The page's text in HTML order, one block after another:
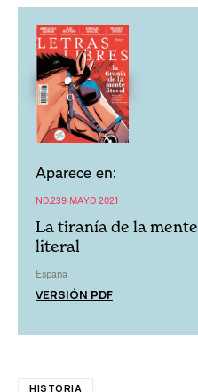
Aparece en:
NO.239 MAYO 2021
La tiranía de la mente
literal
España
VERSIÓN PDF
HISTORIA